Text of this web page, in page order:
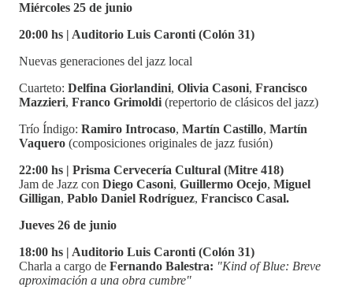
Miércoles 25 de junio
20:00 hs | Auditorio Luis Caronti (Colón 31)
Nuevas generaciones del jazz local
Cuarteto: Delfina Giorlandini, Olivia Casoni, Francisco
Mazzieri, Franco Grimoldi (repertorio de clásicos del jazz)
Trío Índigo: Ramiro Introcaso, Martín Castillo, Martín
Vaquero (composiciones originales de jazz fusión)
22:00 hs | Prisma Cervecería Cultural (Mitre 418)
Jam de Jazz con Diego Casoni, Guillermo Ocejo, Miguel
Gilligan, Pablo Daniel Rodríguez, Francisco Casal.
Jueves 26 de junio
18:00 hs | Auditorio Luis Caronti (Colón 31)
Charla a cargo de Fernando Balestra: "Kind of Blue: Breve
aproximación a una obra cumbre"